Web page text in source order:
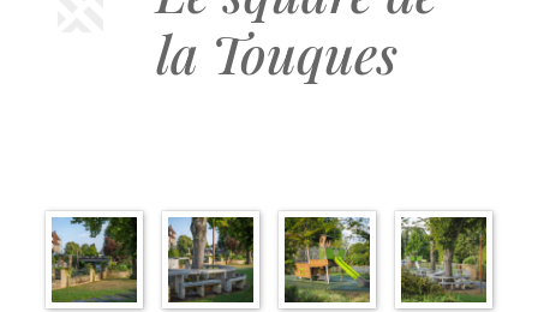
la Touques